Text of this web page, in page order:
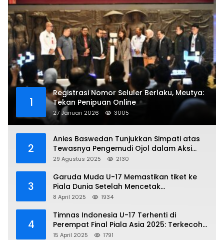
1
Registrasi Nomor Seluler Berlaku, Meutya:
Tekan Penipuan Online
27 Januari 2026 3005
2
Anies Baswedan Tunjukkan Simpati atas
Tewasnya Pengemudi Ojol dalam Aksi
Demo
29 Agustus 2025 2130
3
Garuda Muda U-17 Memastikan tiket ke
Piala Dunia Setelah Mencetak
Kemenangan Gemilang atas Yaman 4-1 di
8 April 2025 1934
4
Timnas Indonesia U-17 Terhenti di
Perempat Final Piala Asia 2025: Terkecoh
Korea Utara
15 April 2025 1791